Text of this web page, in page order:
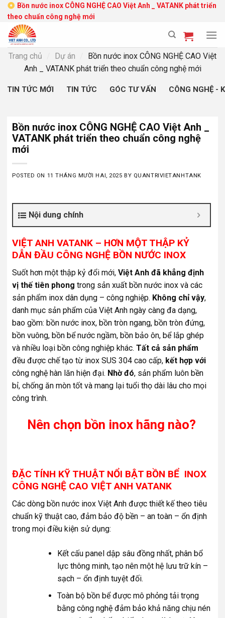
Skip
content
Bồn nước inox CÔNG NGHỆ CAO Việt Anh _ VATANK phát triển
theo chuẩn công nghệ mới
Trang chủ Dự án
Bồn nước inox CÔNG NGHỆ CAO Việt
Anh _ VATANK phát triển theo chuẩn công nghệ mới
TIN TỨC MỚI TIN TỨC GÓC TƯ VẤN CÔNG NGHỆ -
Bồn nước inox CÔNG NGHỆ CAO Việt Anh _
VATANK phát triển theo chuẩn công nghệ
mới
POSTED ON 11 THÁNG MƯỜI HAI, 2025 BY QUANTRIVIETANHTANK
Nội dung chính
VIỆT ANH VATANK – HƠN MỘT THẬP KỶ
DẪN ĐẦU CÔNG NGHỆ BỒN NƯỚC INOX
Suốt hơn một thập kỷ đổi mới, Việt Anh đã khẳng định
vị thế tiên phong trong sản xuất bồn nước inox và các
sản phẩm inox dân dụng – công nghiệp. Không chỉ vậy,
danh mục sản phẩm của Việt Anh ngày càng đa dạng,
bao gồm: bồn nước inox, bồn tròn ngang, bồn tròn đứng,
bồn vuông, bồn bể nước ngầm, bồn bảo ôn, bể lắp ghép
và nhiều loại bồn công nghiệp khác. Tất cả sản phẩm
đều được chế tạo từ inox SUS 304 cao cấp, kết hợp với
công nghệ hàn lăn hiện đại. Nhờ đó, sản phẩm luôn bền
bỉ, chống ăn mòn tốt và mang lại tuổi thọ dài lâu cho mọi
công trình.
Nên chọn bồn inox hãng nào?
ĐẶC TÍNH KỸ THUẬT NỔI BẬT BỒN BỂ INOX
CÔNG NGHỆ CAO VIỆT ANH VATANK
Các dòng bồn nước inox Việt Anh được thiết kế theo tiêu
chuẩn kỹ thuật cao, đảm bảo độ bền – an toàn – ổn định
trong mọi điều kiện sử dụng:
Kết cấu panel dập sâu đồng nhất, phân bổ
lực thông minh, tạo nên một hệ lưu trữ kín –
sạch – ổn định tuyệt đối.
Toàn bộ bồn bể được mô phỏng tải trọng
bằng công nghệ đảm bảo khả năng chịu nén